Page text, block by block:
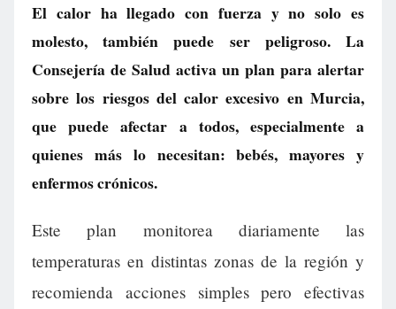
El calor ha llegado con fuerza y no solo es
molesto, también puede ser peligroso. La
Consejería de Salud activa un plan para alertar
sobre los riesgos del calor excesivo en Murcia,
que puede afectar a todos, especialmente a
quienes más lo necesitan: bebés, mayores y
enfermos crónicos.
Este plan monitorea diariamente las
temperaturas en distintas zonas de la región y
recomienda acciones simples pero efectivas